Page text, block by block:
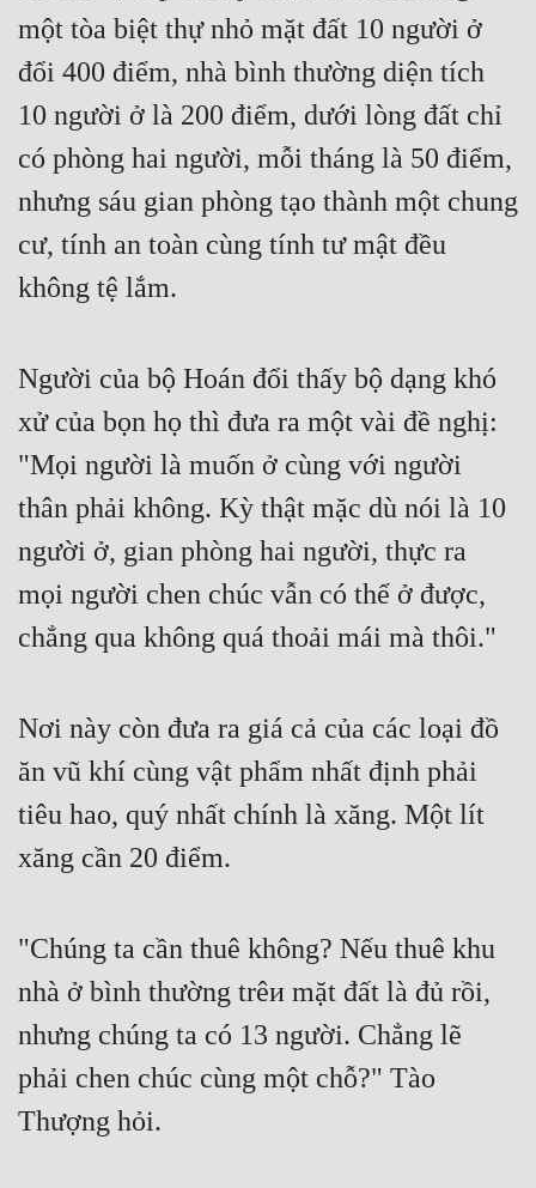
một tòa biệt thự nhỏ mặt đất 10 người ở
đổi 400 điểm, nhà bình thường diện tích
10 người ở là 200 điểm, dưới lòng đất chỉ
có phòng hai người, mỗi tháng là 50 điểm,
nhưng sáu gian phòng tạo thành một chung
cư, tính an toàn cùng tính tư mật đều
không tệ lắm.
Người của bộ Hoán đổi thấy bộ dạng khó
xử của bọn họ thì đưa ra một vài đề nghị:
"Mọi người là muốn ở cùng với người
thân phải không. Kỳ thật mặc dù nói là 10
người ở, gian phòng hai người, thực ra
mọi người chen chúc vẫn có thể ở được,
chẳng qua không quá thoải mái mà thôi."
Nơi này còn đưa ra giá cả của các loại đồ
ăn vũ khí cùng vật phẩm nhất định phải
tiêu hao, quý nhất chính là xăng. Một lít
xăng cần 20 điểm.
"Chúng ta cần thuê không? Nếu thuê khu
nhà ở bình thường trêи mặt đất là đủ rồi,
nhưng chúng ta có 13 người. Chẳng lẽ
phải chen chúc cùng một chỗ?" Tào
Thượng hỏi.